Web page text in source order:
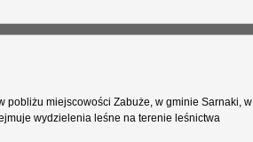
pobliżu miejscowości Zabuże, w gminie Sarnaki, w
wydzielenia leśne na terenie leśnictwa